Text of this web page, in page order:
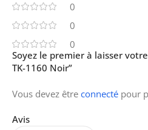
0
0
0
Avis
Soyez le premier à laisser
TK-1160 Noir”
Vous devez être connecté pour